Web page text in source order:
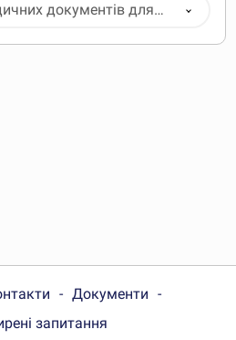
документів для
Документи
запитання